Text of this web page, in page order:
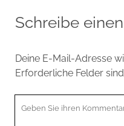
Schreibe
Deine E-Mail-Adresse
Erforderliche Felder